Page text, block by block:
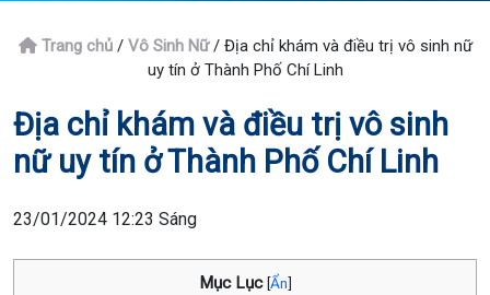
Trang chủ/ Vô Sinh Nữ/ Địa chỉ khám và điều trị vô sinh nữ
uy tín ở Thành Phố Chí Linh
Địa chỉ khám và điều trị vô sinh
nữ uy tín ở Thành Phố Chí Linh
23/01/2024 12:23 Sáng
Mục Lục [Ẩn]